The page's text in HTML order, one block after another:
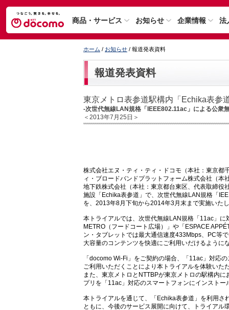
商品・サービス お知らせ 企業情報 法
ホーム / お知らせ / 報道発表資料
報道発表資料
東京メトロ表参道駅構内「Echika表参
-次世代無線LAN規格「IEEE802.11ac」による公衆
＜2013年7月25日＞
株式会社エヌ・ティ・ティ・ドコモ（本社：東京都
ィ・ブロードバンドプラットフォーム株式会社（
地下鉄株式会社（本社：東京都台東区、代表取締役
施設「Echika表参道」で、次世代無線LAN規格「
を、2013年8月下旬から2014年3月末まで実施いた
本トライアルでは、次世代無線LAN規格「11ac」
METRO（フードコート広場）」や「ESPACE
ン・タブレットでは最大通信速度433Mbps、PC等
大容量のコンテンツを快適にご利用いだけるように
「docomo Wi-Fi」をご契約の場合、「11ac」対応
ご利用いただくことにより本トライアルを体験いた
また、東京メトロとNTTBPが東京メトロの駅構内
プリを「11ac」対応のスマートフォンにインスト
本トライアルを通じて、「Echika表参道」を利用
ともに、今後のサービス展開に向けて、トライア